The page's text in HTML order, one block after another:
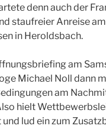
denn auch der
staufreier Anreise
in Heroldsbach.
am
Michael Noll dann
am
hielt
und lud ein zum